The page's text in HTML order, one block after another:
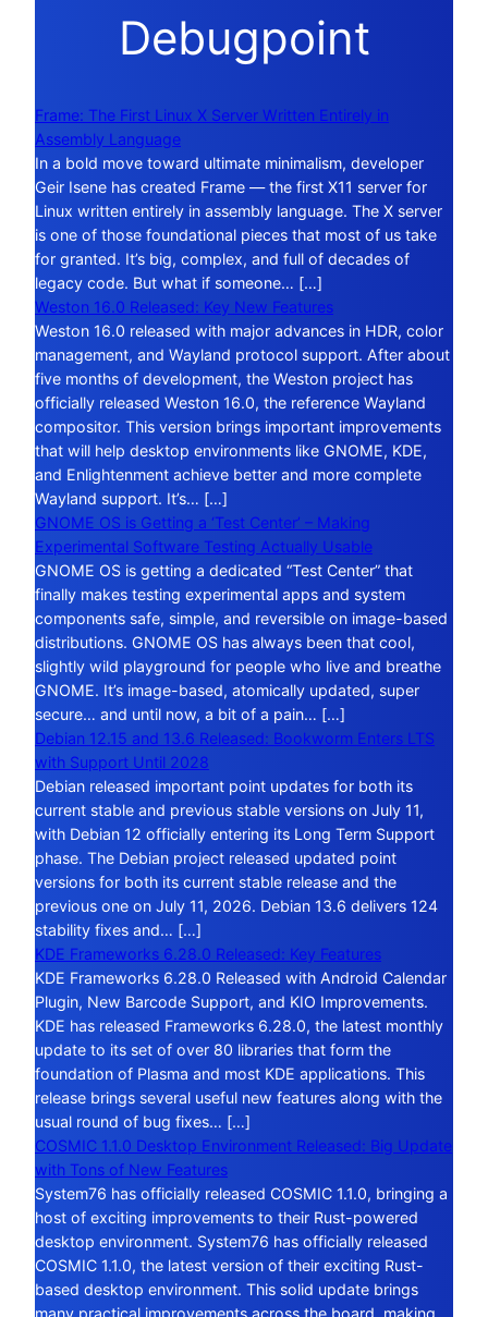
Debugpoint
Frame: The First Linux X Server Written Entirely in
Assembly Language
In a bold move toward ultimate minimalism, developer
Geir Isene has created Frame — the first X11 server for
Linux written entirely in assembly language. The X server
is one of those foundational pieces that most of us take
for granted. It’s big, complex, and full of decades of
legacy code. But what if someone… […]
Weston 16.0 Released: Key New Features
Weston 16.0 released with major advances in HDR, color
management, and Wayland protocol support. After about
five months of development, the Weston project has
officially released Weston 16.0, the reference Wayland
compositor. This version brings important improvements
that will help desktop environments like GNOME, KDE,
and Enlightenment achieve better and more complete
Wayland support. It’s… […]
GNOME OS is Getting a ‘Test Center’ – Making
Experimental Software Testing Actually Usable
GNOME OS is getting a dedicated “Test Center” that
finally makes testing experimental apps and system
components safe, simple, and reversible on image-based
distributions. GNOME OS has always been that cool,
slightly wild playground for people who live and breathe
GNOME. It’s image-based, atomically updated, super
secure… and until now, a bit of a pain… […]
Debian 12.15 and 13.6 Released: Bookworm Enters LTS
with Support Until 2028
Debian released important point updates for both its
current stable and previous stable versions on July 11,
with Debian 12 officially entering its Long Term Support
phase. The Debian project released updated point
versions for both its current stable release and the
previous one on July 11, 2026. Debian 13.6 delivers 124
stability fixes and… […]
KDE Frameworks 6.28.0 Released: Key Features
KDE Frameworks 6.28.0 Released with Android Calendar
Plugin, New Barcode Support, and KIO Improvements.
KDE has released Frameworks 6.28.0, the latest monthly
update to its set of over 80 libraries that form the
foundation of Plasma and most KDE applications. This
release brings several useful new features along with the
usual round of bug fixes… […]
COSMIC 1.1.0 Desktop Environment Released: Big Update
with Tons of New Features
System76 has officially released COSMIC 1.1.0, bringing a
host of exciting improvements to their Rust-powered
desktop environment. System76 has officially released
COSMIC 1.1.0, the latest version of their exciting Rust-
based desktop environment. This solid update brings
many practical improvements across the board, making